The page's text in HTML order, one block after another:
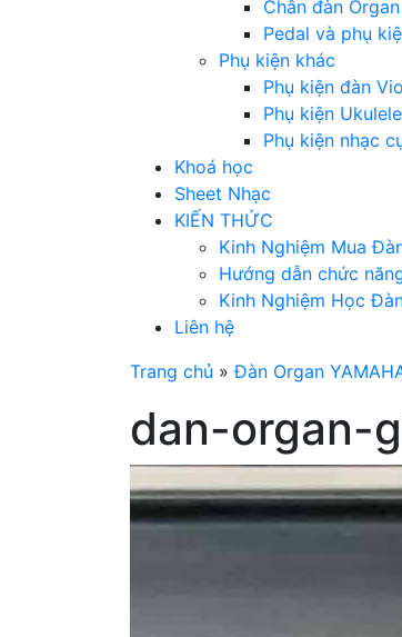
Chân đàn Organ
Pedal và phụ
Phụ kiện khác
Phụ kiện đàn
Phụ kiện Ukulele
Phụ kiện nhạc
Khoá học
Sheet Nhạc
KIẾN THỨC
Kinh Nghiệm Mua
Hướng dẫn chức
Kinh Nghiệm Học
Liên hệ
Trang chủ »Đàn Organ
dan-organ-